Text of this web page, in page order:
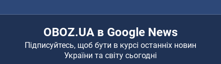
OBOZ.UA в Google News
Підписуйтесь, щоб бути в курсі останніх новин
України та світу сьогодні